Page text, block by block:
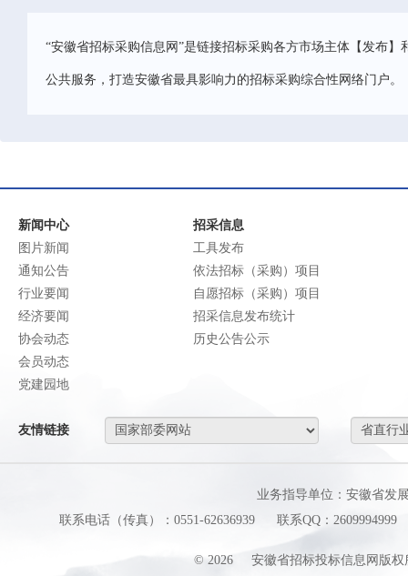
“安徽省招标采购信息网”是链接招标采购各方市场主体【发布
公共服务，打造安徽省最具影响力的招标采购综合性网络门户。
新闻中心
图片新闻
通知公告
行业要闻
经济要闻
协会动态
会员动态
党建园地
招采信息
工具发布
依法招标（采购）项目
自愿招标（采购）项目
招采信息发布统计
历史公告公示
友情链接
业务指导单位：安徽省发
联系电话（传真）：0551-62636939
联系QQ：2609994999
© 2026 安徽省招标投标信息网版